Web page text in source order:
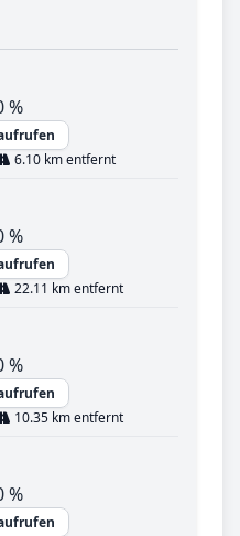
%
6.10 km entfernt
%
22.11 km entfernt
%
10.35 km entfernt
%